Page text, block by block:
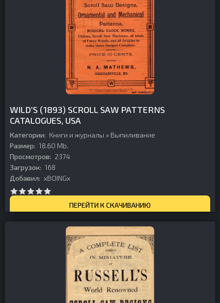
WILD’S (1893) SCROLL SAW PATTERNS
CATALOGUES, USA
Категории: Книги и журналы » Выпиливание
Размер: 18.60 Mb.
Просмотров: 2374
Загрузок: 168
Добавил: xBOINGx
ПЕРЕЙТИ К СКАЧИВАНИЮ